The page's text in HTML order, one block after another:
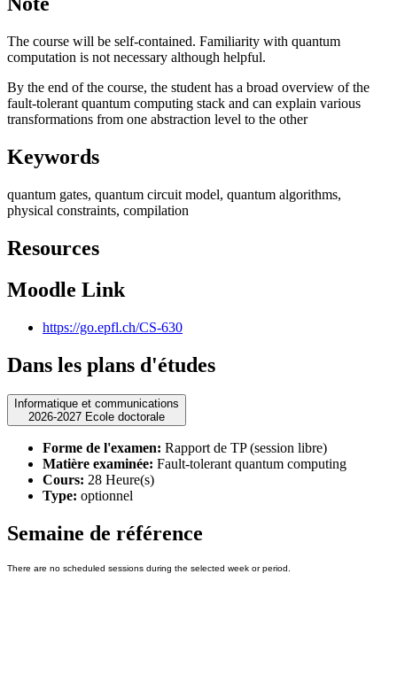
The course will be self-contained. Familiarity with quantum
computation is not necessary although helpful.
By the end of the course, the student has a broad overview of the
fault-tolerant quantum computing stack and can explain various
transformations from one abstraction level to the other
Keywords
quantum gates, quantum circuit model, quantum algorithms,
physical constraints, compilation
Resources
Moodle Link
https://go.epfl.ch/CS-630
Dans les plans d'études
Informatique et communications
2026-2027 Ecole doctorale
Forme de l'examen: Rapport de TP (session libre)
Matière examinée: Fault-tolerant quantum computing
Cours: 28 Heure(s)
Type: optionnel
Semaine de référence